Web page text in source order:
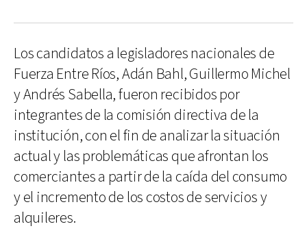
Los candidatos a legisladores nacionales de
Fuerza Entre Ríos, Adán Bahl, Guillermo Michel
y Andrés Sabella, fueron recibidos por
integrantes de la comisión directiva de la
institución, con el fin de analizar la situación
actual y las problemáticas que afrontan los
comerciantes a partir de la caída del consumo
y el incremento de los costos de servicios y
alquileres.